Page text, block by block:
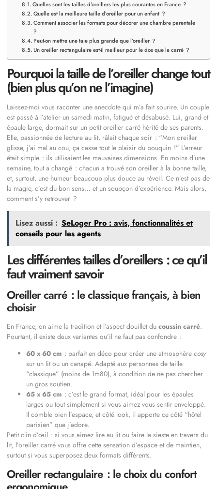
Quelles sont les tailles d’oreillers les plus courantes en France ?
Quelle est la meilleure taille d’oreiller pour un enfant ?
Comment associer les formats pour décorer une chambre parentale
?
Peut-on mettre une taie plus grande que l’oreiller ?
Un oreiller rectangulaire est-il meilleur pour le dos que le carré ?
Pourquoi la taille de l’oreiller change tout
(bien plus qu’on ne l’imagine)
Laissez-moi vous raconter une anecdote qui m’a fait sourire. Un couple
est passé à l’atelier un samedi matin, fatigué et désabusé. Lui, grand et
épaule large, dormait sur un petit oreiller carré hérité de ses parents.
Elle, passionnée de lecture au lit, râlait chaque soir : “Mon oreiller
glisse, j’ai mal au cou, ça casse tout le plaisir du bouquin !” L’erreur
était simple : ils utilisaient les mauvaises dimensions. En moins d’une
semaine, tout a changé : chacun a trouvé son oreiller à la bonne taille,
et, surtout, une humeur beaucoup plus douce au réveil. Ce n’est pas de
la magie, c’est du bon sens… et un soupçon d’expérience. Mais alors,
comment s’y retrouver ?
Lisez aussi : SeLoger Pro : avis, fonctionnalités et
conseils pour les agents
Les différentes tailles d’oreillers : ce qu’il
faut vraiment savoir
Oreiller carré : le classique français, à bien
choisir
En France, on aime la tradition et l’aspect douillet du coussin carré.
Pourtant, il existe deux variantes qu’il ne faut pas confondre :
60 x 60 cm : parfait en déco pour créer une atmosphère cosy
sur un lit ou un canapé. Adapté aux personnes de taille
“classique” (moins de 1m80), à condition de ne pas chercher
un gros soutien.
65 x 65 cm : c’est le grand format, idéal pour les épaules
larges ou tout simplement si vous aimez vous sentir enveloppé.
Il comble bien l’espace, et côté look, il apporte ce côté “hôtel
parisien” que j’adore.
Petit clin d’œil : si vous aimez lire au lit ou faire la sieste en travers du
lit, l’oreiller carré vous offre cette sensation d’espace et de maintien,
surtout si vous superposez deux formats différents.
Oreiller rectangulaire : le choix du confort